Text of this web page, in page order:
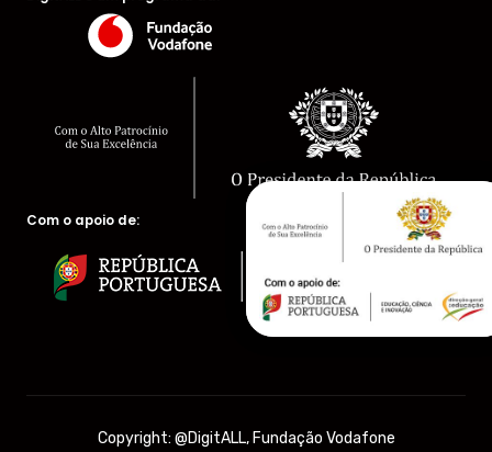
Com o apoio de:
Copyright: @DigitALL, Fundação Vodafone